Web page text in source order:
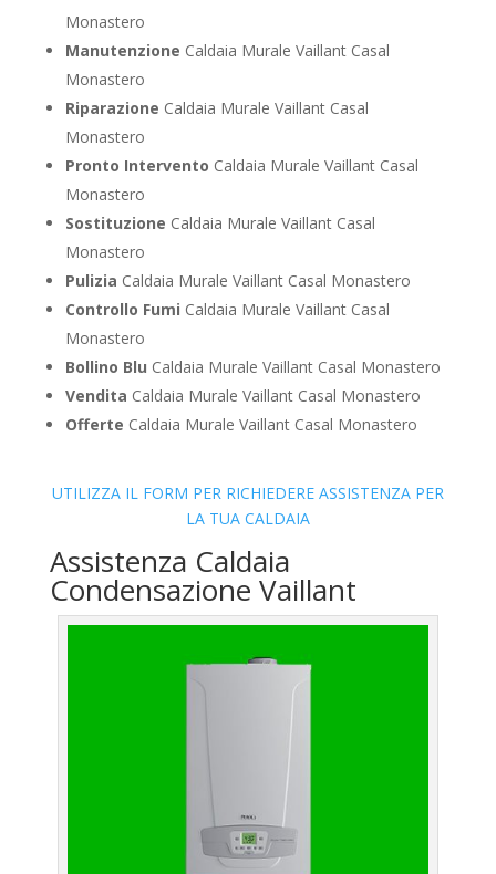
Monastero
Manutenzione Caldaia Murale Vaillant Casal
Monastero
Riparazione Caldaia Murale Vaillant Casal
Monastero
Pronto Intervento Caldaia Murale Vaillant Casal
Monastero
Sostituzione Caldaia Murale Vaillant Casal
Monastero
Pulizia Caldaia Murale Vaillant Casal Monastero
Controllo Fumi Caldaia Murale Vaillant Casal
Monastero
Bollino Blu Caldaia Murale Vaillant Casal Monastero
Vendita Caldaia Murale Vaillant Casal Monastero
Offerte Caldaia Murale Vaillant Casal Monastero
UTILIZZA IL FORM PER RICHIEDERE ASSISTENZA PER
LA TUA CALDAIA
Assistenza Caldaia
Condensazione Vaillant